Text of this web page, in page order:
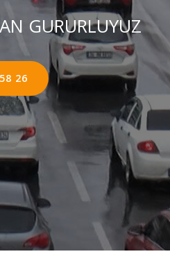
GURURLUYUZ
26